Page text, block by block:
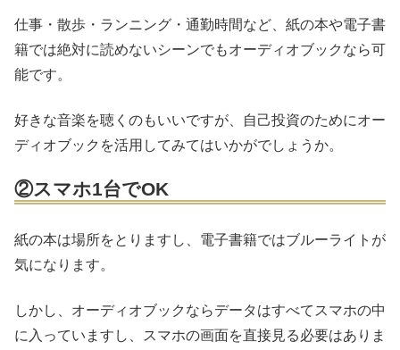
仕事・散歩・ランニング・通勤時間など、紙の本や電子書
籍では絶対に読めないシーンでもオーディオブックなら可
能です。
好きな音楽を聴くのもいいですが、自己投資のためにオー
ディオブックを活用してみてはいかがでしょうか。
②スマホ1台でOK
紙の本は場所をとりますし、電子書籍ではブルーライトが
気になります。
しかし、オーディオブックならデータはすべてスマホの中
に入っていますし、スマホの画面を直接見る必要はありま